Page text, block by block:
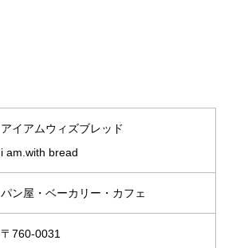
アイアムウィズブレッド
i am.with bread
パン屋・ベーカリー・カフェ
〒760-0031